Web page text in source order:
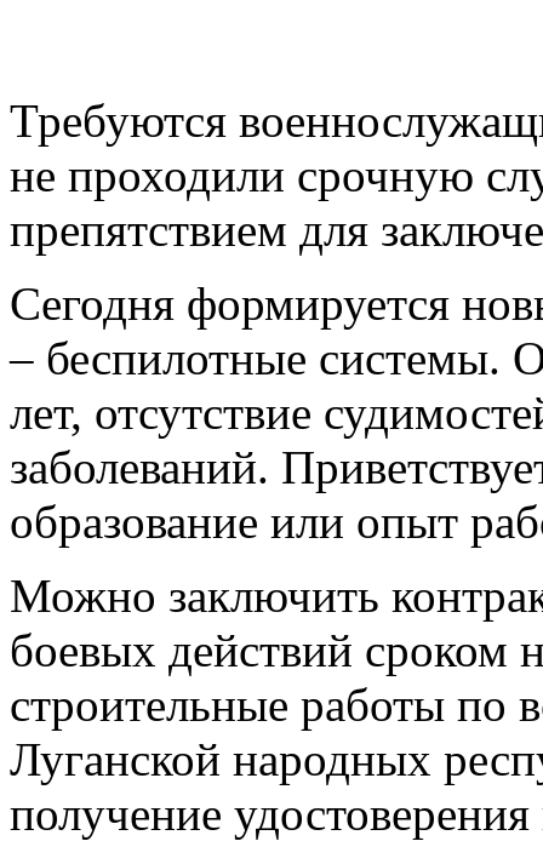
Требуются
не проходили срочную
препятствием для
Сегодня формируется
– беспилотные системы.
лет, отсутствие
заболеваний.
образование или опыт
Можно заключить
боевых действий сроком
строительные работы по
Луганской народных
получение